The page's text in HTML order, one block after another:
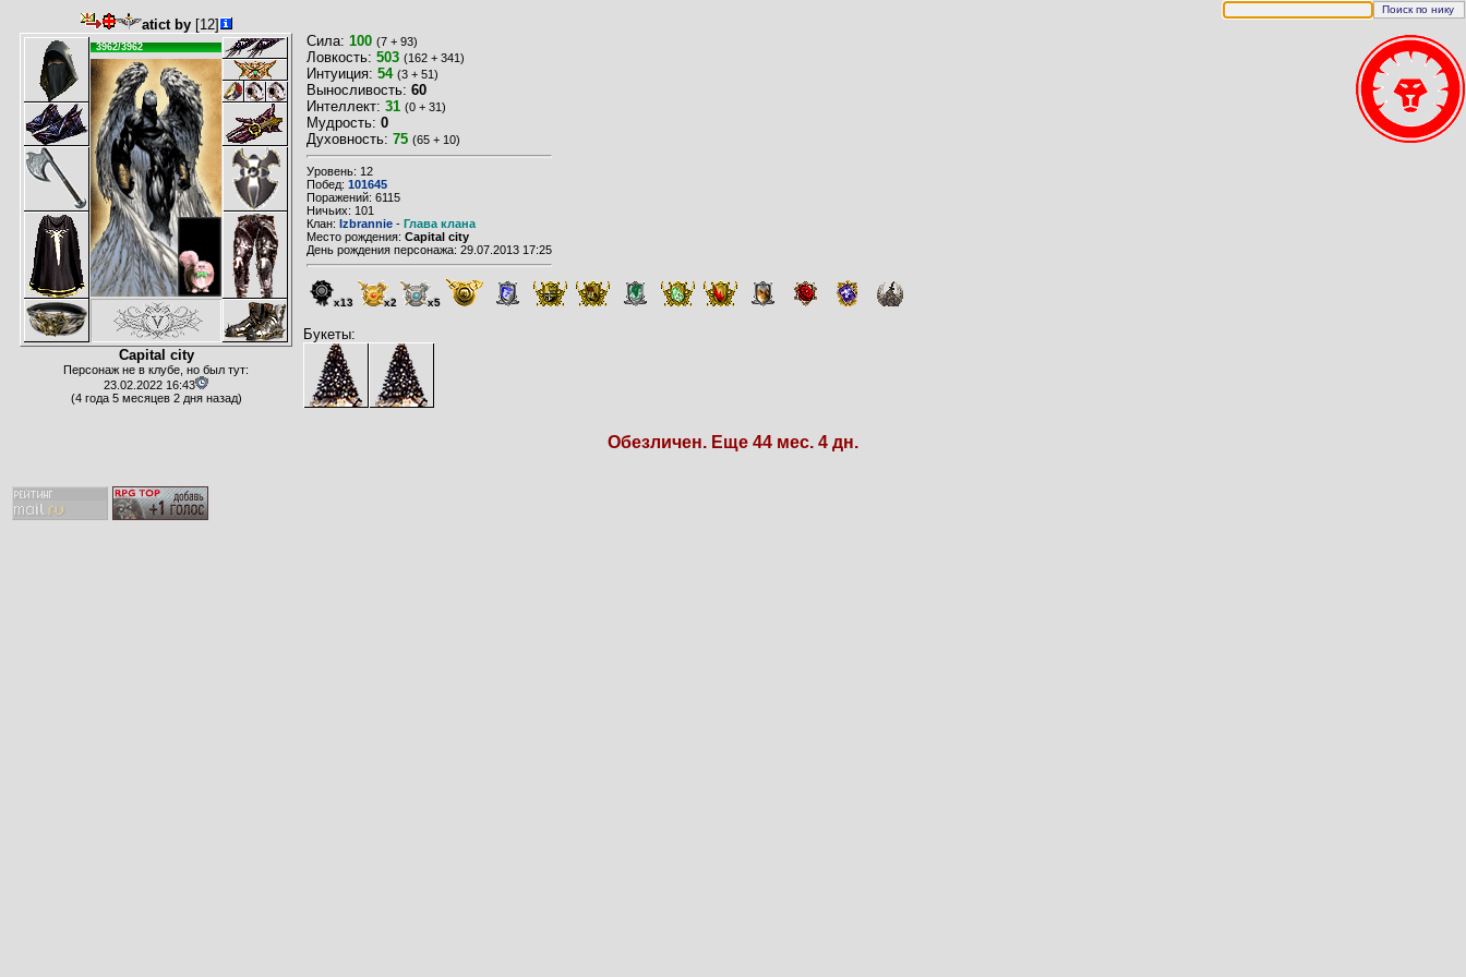
atict by[12]
3962/3962
Capital city
Персонаж не в клубе, но был тут:
23.02.2022 16:43
(4 года 5 месяцев 2 дня назад)
Сила: 100 (7 + 93)
Ловкость: 503 (162 + 341)
Интуиция: 54 (3 + 51)
Выносливость: 60
Интеллект: 31 (0 + 31)
Мудрость: 0
Духовность: 75 (65 + 10)
Уровень: 12
Побед: 101645
Поражений: 6115
Ничьих: 101
Клан: Izbrannie - Глава клана
Место рождения: Capital city
День рождения персонажа: 29.07.2013 17:25
x13 x2 x5
Букеты:
Обезличен. Еще 44 мес. 4 дн.